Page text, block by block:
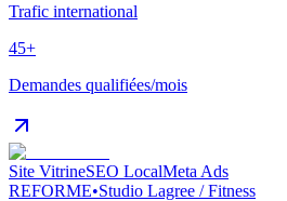
Trafic international
45+
Demandes qualifiées/mois
Site VitrineSEO LocalMeta Ads
REFORME•Studio Lagree / Fitness